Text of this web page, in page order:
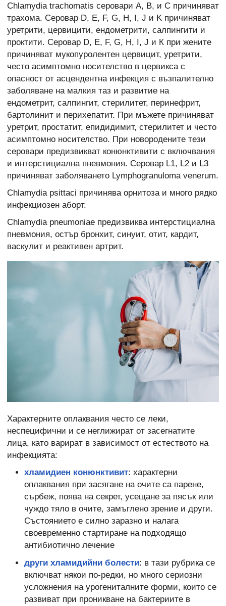
Chlamydia trachomatis серовари А, B, и C причиняват
трахома. Серовар D, E, F, G, H, I, J и K причиняват
уретрити, цервицити, ендометрити, салпингити и
проктити. Серовар D, E, F, G, H, I, J и К при жените
причиняват мукопуролентен цервицит, уретрити,
често асимптомно носителство в цервикса с
опасност от асцендентна инфекция с възпалително
заболяване на малкия таз и развитие на
ендометрит, салпингит, стерилитет, перинефрит,
бартолинит и перихепатит. При мъжете причиняват
уретрит, простатит, епидидимит, стерилитет и често
асимптомно носителство. При новородените тези
серовари предизвикват конюнктивити с включвания
и интерстициална пневмония. Серовар L1, L2 и L3
причиняват заболяването Lymphogranuloma venerum.
Chlamydia psittaci причинява орнитоза и много рядко
инфекциозен аборт.
Chlamydia pneumoniae предизвиква интерстициална
пневмония, остър бронхит, синуит, отит, кардит,
васкулит и реактивен артрит.
Характерните оплаквания често се леки,
неспецифични и се неглижират от засегнатите
лица, като варират в зависимост от естеството на
инфекцията:
хламидиен конюнктивит: характерни
оплаквания при засягане на очите са парене,
сърбеж, поява на секрет, усещане за пясък или
чуждо тяло в очите, замъглено зрение и други.
Състоянието е силно заразно и налага
своевременно стартиране на подходящо
антибиотично лечение
други хламидийни болести: в тази рубрика се
включват някои по-редки, но много сериозни
усложнения на урогениталните форми, които се
развиват при проникване на бактериите в